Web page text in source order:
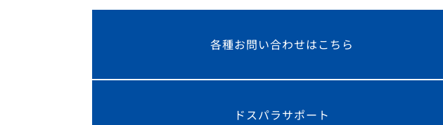
各種お問い合わせはこちら
ドスパラサポート